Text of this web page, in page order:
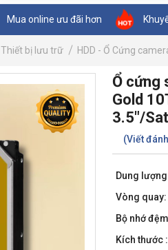
Mua online ưu đãi hơn
Thiết bị lưu trữ HDD - Ổ Cứng
Ổ cứng
Gold
3.5"/
(Viết
Dung
Vòng
Bộ nhớ
Kích thước